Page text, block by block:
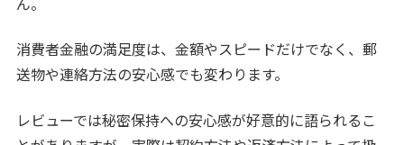
消費者金融の満足度は、金額やスピードだけでなく、郵
送物や連絡方法の安心感でも変わります。
レビューでは秘密保持への安心感が好意的に語られるこ